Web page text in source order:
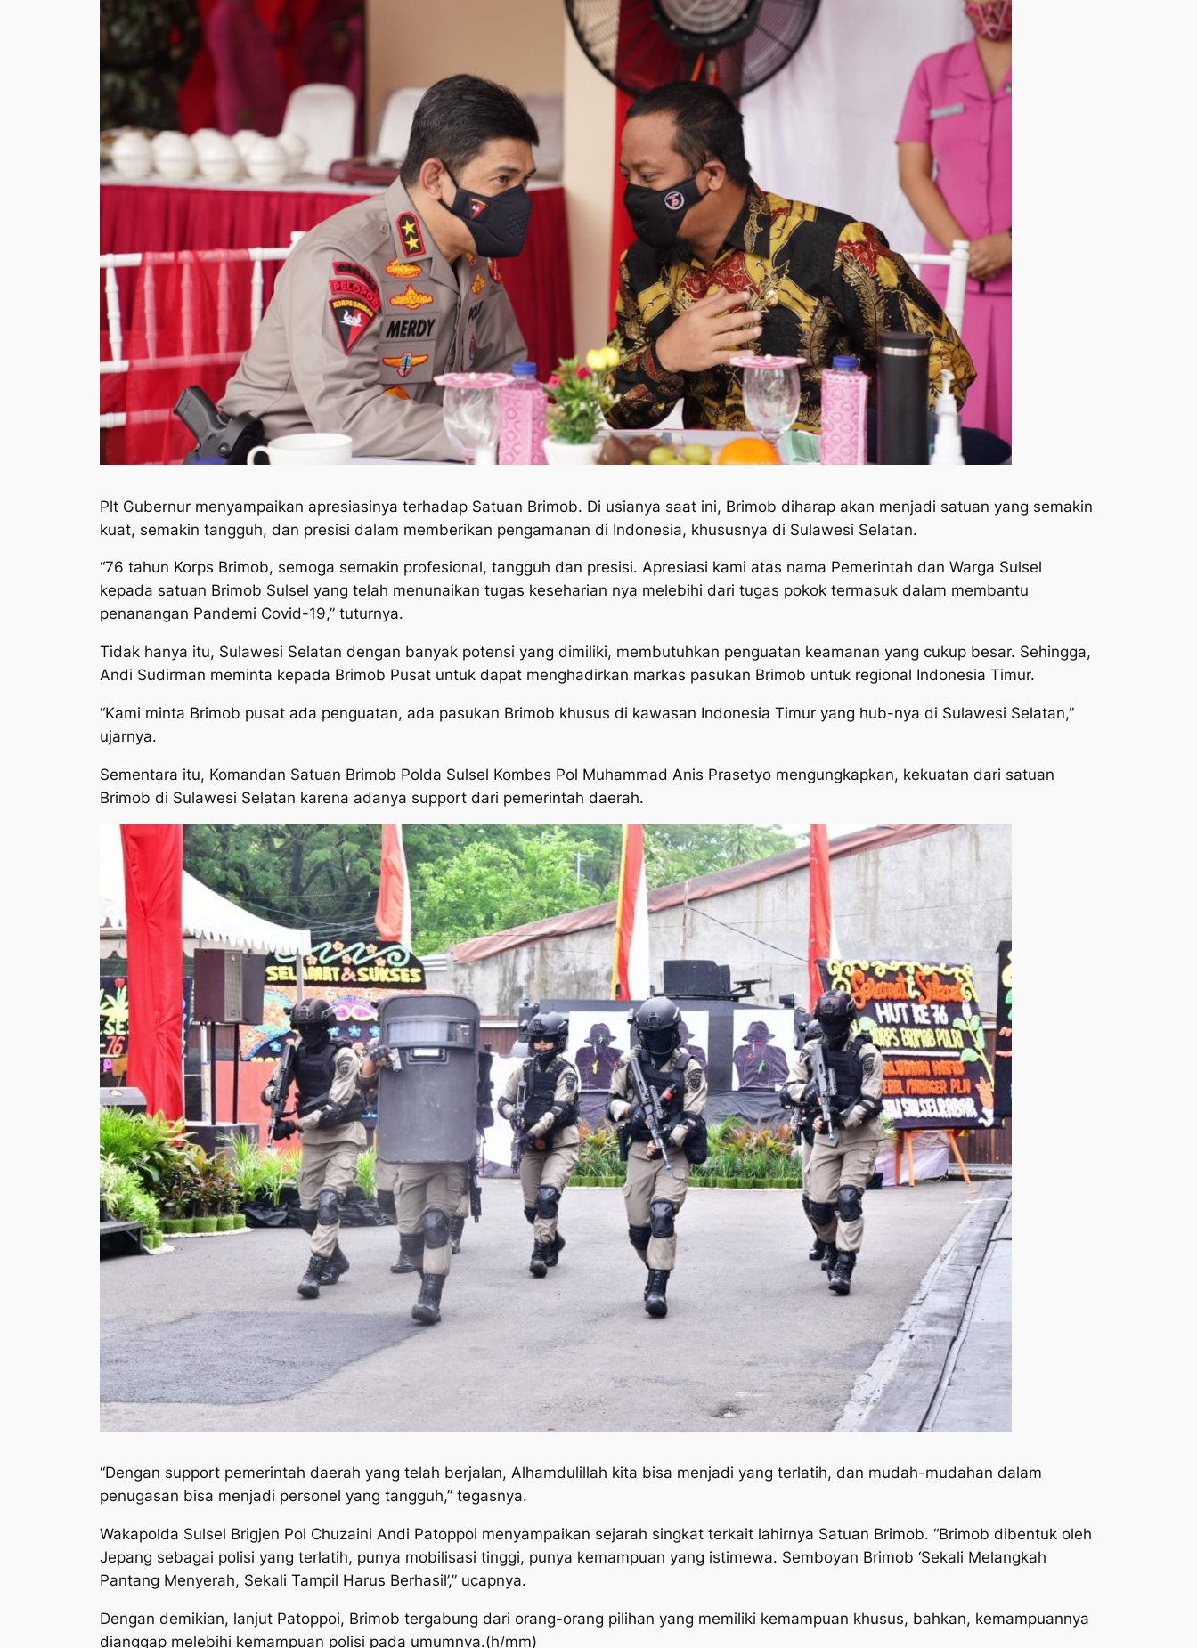
Plt Gubernur menyampaikan apresiasinya terhadap Satuan Brimob. Di usianya saat ini, Brimob diharap akan menjadi satuan yang semakin
kuat, semakin tangguh, dan presisi dalam memberikan pengamanan di Indonesia, khususnya di Sulawesi Selatan.
“76 tahun Korps Brimob, semoga semakin profesional, tangguh dan presisi. Apresiasi kami atas nama Pemerintah dan Warga Sulsel
kepada satuan Brimob Sulsel yang telah menunaikan tugas keseharian nya melebihi dari tugas pokok termasuk dalam membantu
penanangan Pandemi Covid-19,” tuturnya.
Tidak hanya itu, Sulawesi Selatan dengan banyak potensi yang dimiliki, membutuhkan penguatan keamanan yang cukup besar. Sehingga,
Andi Sudirman meminta kepada Brimob Pusat untuk dapat menghadirkan markas pasukan Brimob untuk regional Indonesia Timur.
“Kami minta Brimob pusat ada penguatan, ada pasukan Brimob khusus di kawasan Indonesia Timur yang hub-nya di Sulawesi Selatan,”
ujarnya.
Sementara itu, Komandan Satuan Brimob Polda Sulsel Kombes Pol Muhammad Anis Prasetyo mengungkapkan, kekuatan dari satuan
Brimob di Sulawesi Selatan karena adanya support dari pemerintah daerah.
“Dengan support pemerintah daerah yang telah berjalan, Alhamdulillah kita bisa menjadi yang terlatih, dan mudah-mudahan dalam
penugasan bisa menjadi personel yang tangguh,” tegasnya.
Wakapolda Sulsel Brigjen Pol Chuzaini Andi Patoppoi menyampaikan sejarah singkat terkait lahirnya Satuan Brimob. “Brimob dibentuk oleh
Jepang sebagai polisi yang terlatih, punya mobilisasi tinggi, punya kemampuan yang istimewa. Semboyan Brimob ‘Sekali Melangkah
Pantang Menyerah, Sekali Tampil Harus Berhasil’,” ucapnya.
Dengan demikian, lanjut Patoppoi, Brimob tergabung dari orang-orang pilihan yang memiliki kemampuan khusus, bahkan, kemampuannya
dianggap melebihi kemampuan polisi pada umumnya.(h/mm)